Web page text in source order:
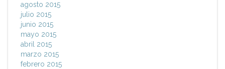
agosto 2015
julio 2015
junio 2015
mayo 2015
abril 2015
marzo 2015
febrero 2015